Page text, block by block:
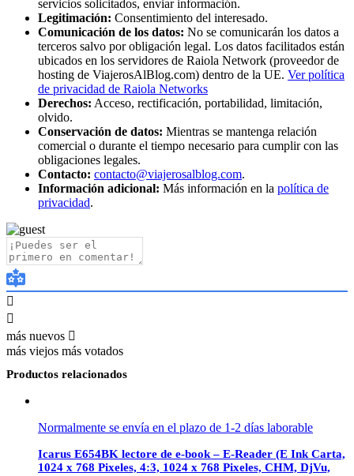
servicios solicitados, enviar información.
Legitimación: Consentimiento del interesado.
Comunicación de los datos: No se comunicarán los datos a
terceros salvo por obligación legal. Los datos facilitados están
ubicados en los servidores de Raiola Network (proveedor de
hosting de ViajerosAlBlog.com) dentro de la UE. Ver política
de privacidad de Raiola Networks
Derechos: Acceso, rectificación, portabilidad, limitación,
olvido.
Conservación de datos: Mientras se mantenga relación
comercial o durante el tiempo necesario para cumplir con las
obligaciones legales.
Contacto: contacto@viajerosalblog.com.
Información adicional: Más información en la política de
privacidad.
más nuevos
más viejos más votados
Productos relacionados
Normalmente se envía en el plazo de 1-2 días laborable
Icarus E654BK lectore de e-book – E-Reader (E Ink Carta,
1024 x 768 Pixeles, 4:3, 1024 x 768 Pixeles, CHM, DjVu,